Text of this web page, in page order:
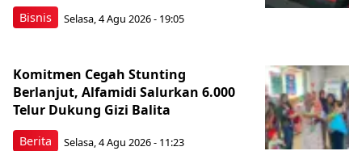
Bisnis Selasa, 4 Agu 2026 - 19:05
Berita
Komitmen Cegah Stunting
Berlanjut, Alfamidi Salurkan 6.000
Telur Dukung Gizi Balita
Selasa, 4 Agu 2026 - 11:23